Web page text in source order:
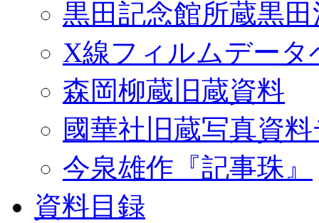
黒田記念館所蔵黒
X線フィルムデータ
森岡柳蔵旧蔵資料
國華社旧蔵写真資
今泉雄作『記事珠』
資料目録